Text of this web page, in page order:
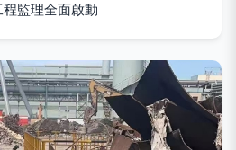
監理全面啟動